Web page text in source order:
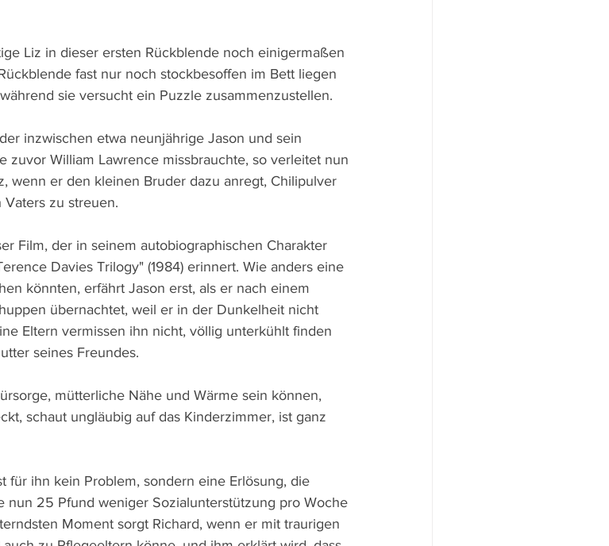
Liz in dieser ersten Rückblende noch einigermaßen
fast nur noch stockbesoffen im Bett liegen
sie versucht ein Puzzle zusammenzustellen.
inzwischen etwa neunjährige Jason und sein
zuvor William Lawrence missbrauchte, so verleitet nun
wenn er den kleinen Bruder dazu anregt, Chilipulver
zu streuen.
Film, der in seinem autobiographischen Charakter
Davies Trilogy" (1984) erinnert. Wie anders eine
könnten, erfährt Jason erst, als er nach einem
übernachtet, weil er in der Dunkelheit nicht
Eltern vermissen ihn nicht, völlig unterkühlt finden
seines Freundes.
mütterliche Nähe und Wärme sein können,
schaut ungläubig auf das Kinderzimmer, ist ganz
für ihn kein Problem, sondern eine Erlösung, die
nun 25 Pfund weniger Sozialunterstützung pro Woche
Moment sorgt Richard, wenn er mit traurigen